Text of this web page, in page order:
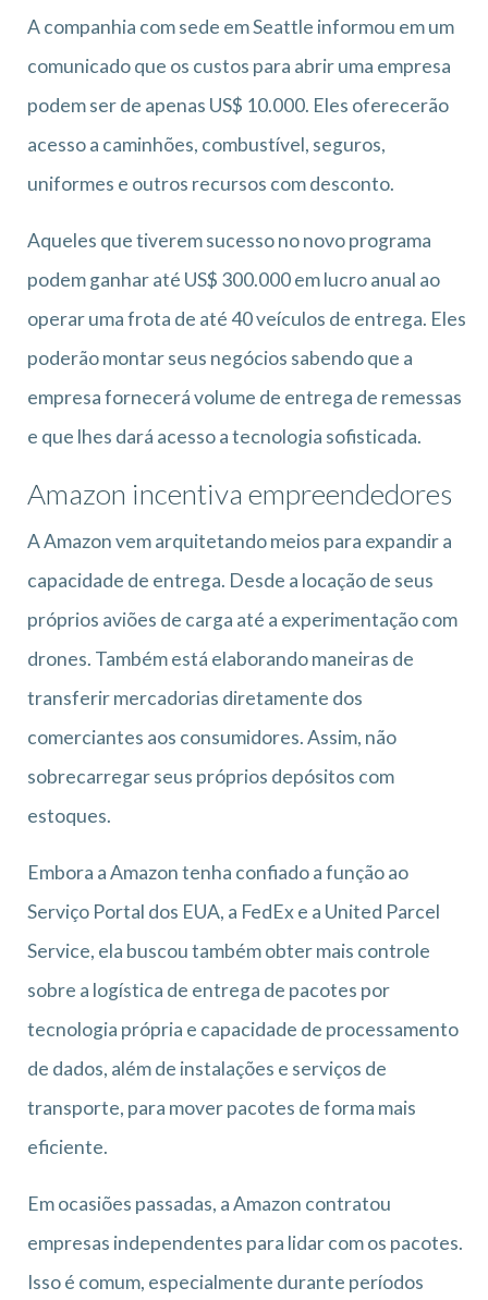
A companhia com sede em Seattle informou em um
comunicado que os custos para abrir uma empresa
podem ser de apenas US$ 10.000. Eles oferecerão
acesso a caminhões, combustível, seguros,
uniformes e outros recursos com desconto.
Aqueles que tiverem sucesso no novo programa
podem ganhar até US$ 300.000 em lucro anual ao
operar uma frota de até 40 veículos de entrega. Eles
poderão montar seus negócios sabendo que a
empresa fornecerá volume de entrega de remessas
e que lhes dará acesso a tecnologia sofisticada.
Amazon incentiva empreendedores
A Amazon vem arquitetando meios para expandir a
capacidade de entrega. Desde a locação de seus
próprios aviões de carga até a experimentação com
drones. Também está elaborando maneiras de
transferir mercadorias diretamente dos
comerciantes aos consumidores. Assim, não
sobrecarregar seus próprios depósitos com
estoques.
Embora a Amazon tenha confiado a função ao
Serviço Portal dos EUA, a FedEx e a United Parcel
Service, ela buscou também obter mais controle
sobre a logística de entrega de pacotes por
tecnologia própria e capacidade de processamento
de dados, além de instalações e serviços de
transporte, para mover pacotes de forma mais
eficiente.
Em ocasiões passadas, a Amazon contratou
empresas independentes para lidar com os pacotes.
Isso é comum, especialmente durante períodos